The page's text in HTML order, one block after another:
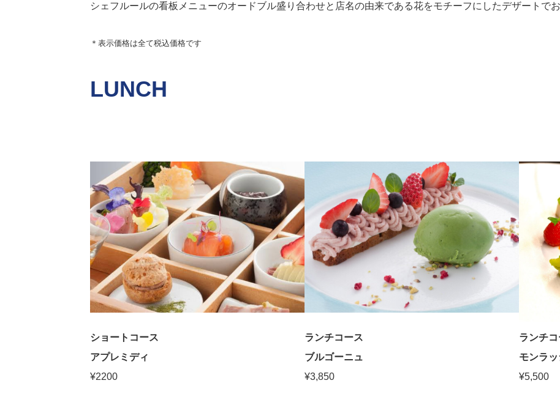
シェフルールの看板メニューのオードブル盛り合わせと店名の由来である花をモチーフにしたデザートで
＊表示価格は全て税込価格です
LUNCH
ショートコース
アプレミディ
¥2200
ランチコース
ブルゴーニュ
¥3,850
ランチコ
モンラッ
¥5,500